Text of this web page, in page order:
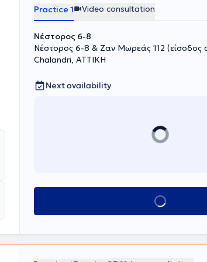
Practice 1 Video consultation
Νέστορος 6-8
Νέστορος 6-8 & Ζαν Μωρεάς 112
Chalandri, ΑΤΤΙΚΗ
Next availability
Book appointment